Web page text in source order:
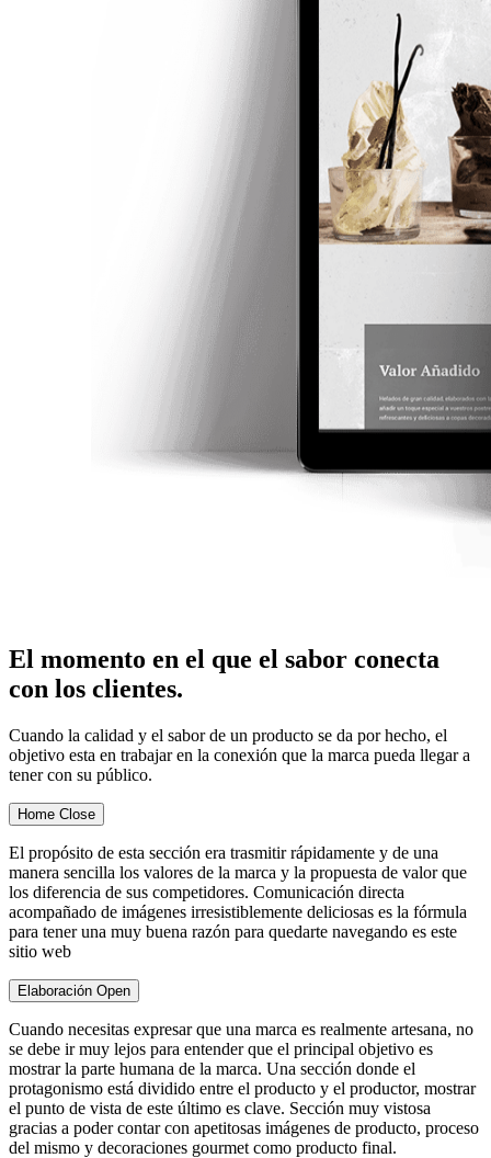
El momento en el que el sabor conecta
con los clientes.
Cuando la calidad y el sabor de un producto se da por hecho, el
objetivo esta en trabajar en la conexión que la marca pueda llegar a
tener con su público.
Home Close
El propósito de esta sección era trasmitir rápidamente y de una
manera sencilla los valores de la marca y la propuesta de valor que
los diferencia de sus competidores. Comunicación directa
acompañado de imágenes irresistiblemente deliciosas es la fórmula
para tener una muy buena razón para quedarte navegando es este
sitio web
Elaboración Open
Cuando necesitas expresar que una marca es realmente artesana, no
se debe ir muy lejos para entender que el principal objetivo es
mostrar la parte humana de la marca. Una sección donde el
protagonismo está dividido entre el producto y el productor, mostrar
el punto de vista de este último es clave. Sección muy vistosa
gracias a poder contar con apetitosas imágenes de producto, proceso
del mismo y decoraciones gourmet como producto final.